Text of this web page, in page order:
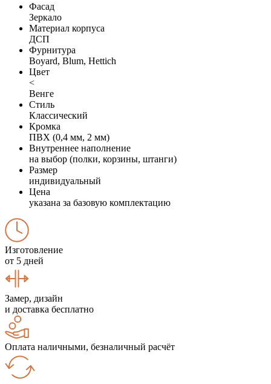
Фасад
Зеркало
Материал корпуса
ДСП
Фурнитура
Boyard, Blum, Hettich
Цвет
<
Венге
Стиль
Классический
Кромка
ПВХ (0,4 мм, 2 мм)
Внутреннее наполнение
на выбор (полки, корзины, штанги)
Размер
индивидуальный
Цена
указана за базовую комплектацию
Изготовление
от 5 дней
Замер, дизайн
и доставка бесплатно
Оплата наличными, безналичный расчёт